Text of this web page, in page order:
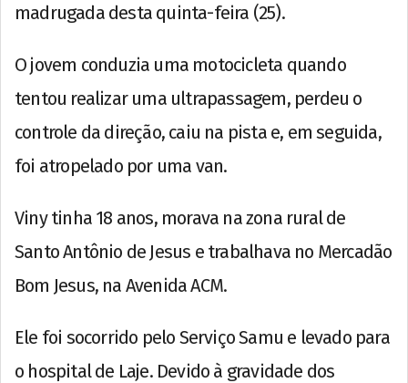
madrugada desta quinta-feira (25).
O jovem conduzia uma motocicleta quando
tentou realizar uma ultrapassagem, perdeu o
controle da direção, caiu na pista e, em seguida,
foi atropelado por uma van.
Viny tinha 18 anos, morava na zona rural de
Santo Antônio de Jesus e trabalhava no Mercadão
Bom Jesus, na Avenida ACM.
Ele foi socorrido pelo Serviço Samu e levado para
o hospital de Laje. Devido à gravidade dos